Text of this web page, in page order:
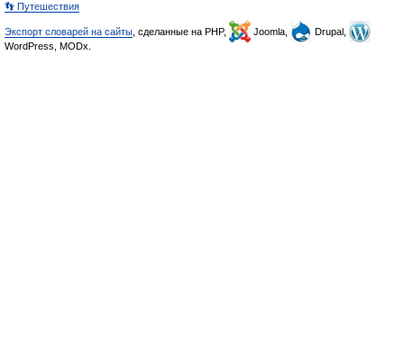
👣 Путешествия
Экспорт словарей на сайты , сделанные на PHP, Joomla,
Drupal,
WordPress, MODx.